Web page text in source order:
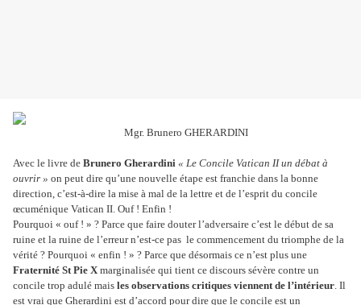
Mgr. Brunero GHERARDINI
Avec le livre de Brunero Gherardini « Le Concile Vatican II un débat à
ouvrir » on peut dire qu’une nouvelle étape est franchie dans la bonne
direction, c’est-à-dire la mise à mal de la lettre et de l’esprit du concile
œcuménique Vatican II. Ouf ! Enfin !
Pourquoi « ouf ! » ? Parce que faire douter l’adversaire c’est le début de sa
ruine et la ruine de l’erreur n’est-ce pas le commencement du triomphe de la
vérité ? Pourquoi « enfin ! » ? Parce que désormais ce n’est plus une
Fraternité St Pie X marginalisée qui tient ce discours sévère contre un
concile trop adulé mais les observations critiques viennent de l’intérieur. Il
est vrai que Gherardini est d’accord pour dire que le concile est un